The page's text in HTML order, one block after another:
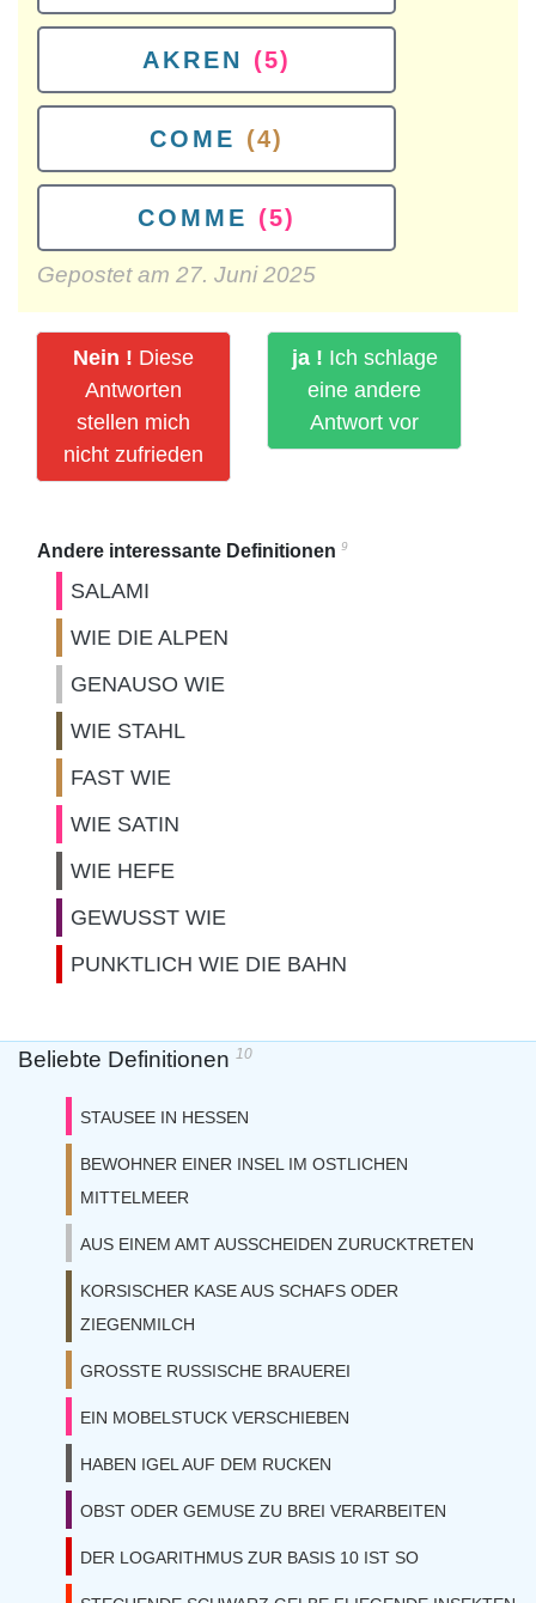
AKREN (5)
COME (4)
COMME (5)
Gepostet am 27. Juni 2025
Nein ! Diese
Antworten
stellen mich
nicht zufrieden
ja ! Ich schlage
eine andere
Antwort vor
Andere interessante Definitionen 9
SALAMI
WIE DIE ALPEN
GENAUSO WIE
WIE STAHL
FAST WIE
WIE SATIN
WIE HEFE
GEWUSST WIE
PUNKTLICH WIE DIE BAHN
Beliebte Definitionen 10
STAUSEE IN HESSEN
BEWOHNER EINER INSEL IM OSTLICHEN
MITTELMEER
AUS EINEM AMT AUSSCHEIDEN ZURUCKTRETEN
KORSISCHER KASE AUS SCHAFS ODER
ZIEGENMILCH
GROSSTE RUSSISCHE BRAUEREI
EIN MOBELSTUCK VERSCHIEBEN
HABEN IGEL AUF DEM RUCKEN
OBST ODER GEMUSE ZU BREI VERARBEITEN
DER LOGARITHMUS ZUR BASIS 10 IST SO